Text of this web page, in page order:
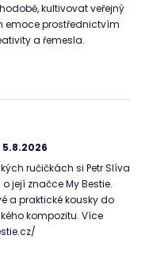
kultivovat veřejný
emoce prostřednictvím
a řemesla.
5.8.2026
ručičkách si Petr Slíva
její značce My Bestie.
a praktické kousky do
kompozitu. Více